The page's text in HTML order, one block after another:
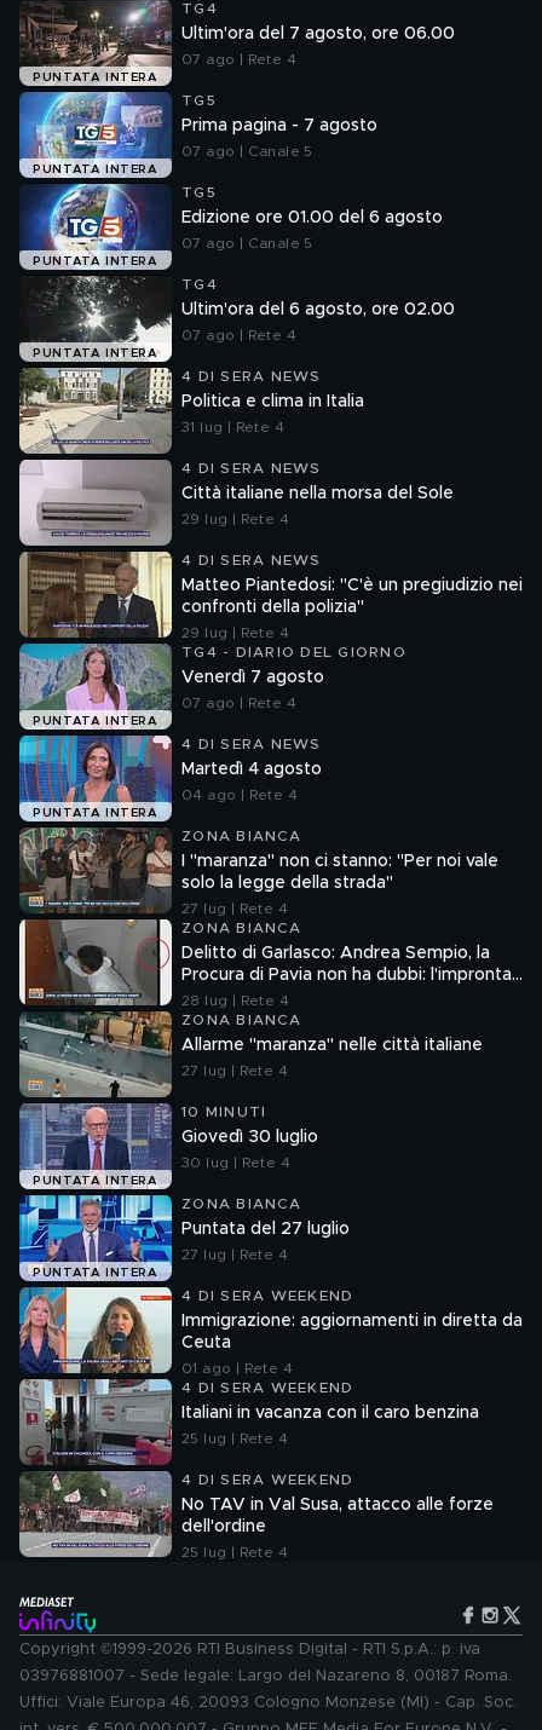
PUNTATA INTERA
TG4
Ultim'ora del 7 agosto, ore 06.00
07 ago | Rete 4
PUNTATA INTERA
TG5
Prima pagina - 7 agosto
07 ago | Canale 5
PUNTATA INTERA
TG5
Edizione ore 01.00 del 6 agosto
07 ago | Canale 5
PUNTATA INTERA
TG4
Ultim'ora del 6 agosto, ore 02.00
07 ago | Rete 4
4 DI SERA NEWS
Politica e clima in Italia
31 lug | Rete 4
4 DI SERA NEWS
Città italiane nella morsa del Sole
29 lug | Rete 4
4 DI SERA NEWS
Matteo Piantedosi: "C'è un pregiudizio nei
confronti della polizia"
29 lug | Rete 4
PUNTATA INTERA
TG4 - DIARIO DEL GIORNO
Venerdì 7 agosto
07 ago | Rete 4
PUNTATA INTERA
4 DI SERA NEWS
Martedì 4 agosto
04 ago | Rete 4
ZONA BIANCA
I "maranza" non ci stanno: "Per noi vale
solo la legge della strada"
27 lug | Rete 4
ZONA BIANCA
Delitto di Garlasco: Andrea Sempio, la
Procura di Pavia non ha dubbi: l'impronta
33 è la pistola fumante
28 lug | Rete 4
ZONA BIANCA
Allarme "maranza" nelle città italiane
27 lug | Rete 4
PUNTATA INTERA
10 MINUTI
Giovedì 30 luglio
30 lug | Rete 4
PUNTATA INTERA
ZONA BIANCA
Puntata del 27 luglio
27 lug | Rete 4
4 DI SERA WEEKEND
Immigrazione: aggiornamenti in diretta da
Ceuta
01 ago | Rete 4
4 DI SERA WEEKEND
Italiani in vacanza con il caro benzina
25 lug | Rete 4
4 DI SERA WEEKEND
No TAV in Val Susa, attacco alle forze
dell'ordine
25 lug | Rete 4
Copyright ©1999-2026 RTI Business Digital - RTI S.p.A.: p. iva
03976881007 - Sede legale: Largo del Nazareno 8, 00187 Roma.
Uffici: Viale Europa 46, 20093 Cologno Monzese (MI) - Cap. Soc.